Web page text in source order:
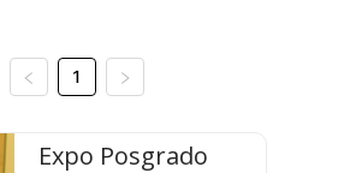
1
Expo Posgrado